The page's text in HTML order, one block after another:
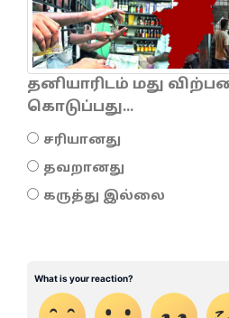
தனியாரிடம் மது
கொடுப்பது...
சரியானது
தவறானது
கருத்து இல்லை